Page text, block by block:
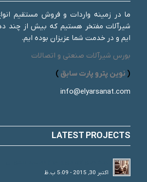
ما در زمینه واردات و فروش مستقیم
شیرآلات مفتخر هستیم که بیش از چند
ایم و در خدمت شما عزیزان بوده ایم.
بورس شیرآلات صنعتی و اتصالات
( نوین پترو پارت سابق )
info@elyarsanat.com
LATEST PROJECTS
اکتبر 30, 2015 - 5:09 ب.ظ